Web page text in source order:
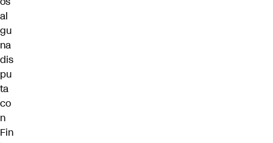
al
gu
na
dis
pu
ta
co
n
Fin